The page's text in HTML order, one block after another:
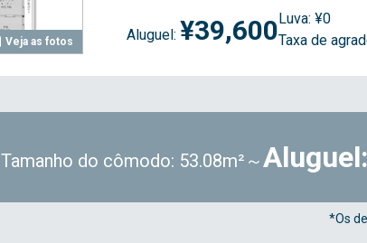
Veja as fotos Aluguel: ¥39,600Luva: ¥0
Taxa de
Tamanho do cômodo: 53.08m²～
*Os